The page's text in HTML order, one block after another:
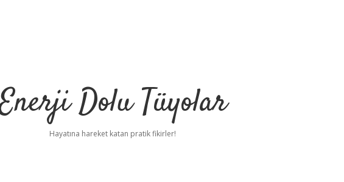
Dolu Tüyolar
Hayatına hareket katan pratik fikirler!